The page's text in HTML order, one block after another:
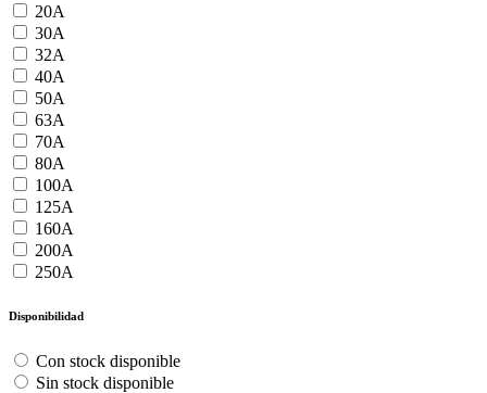
20A
30A
32A
40A
50A
63A
70A
80A
100A
125A
160A
200A
250A
Disponibilidad
Con stock disponible
Sin stock disponible